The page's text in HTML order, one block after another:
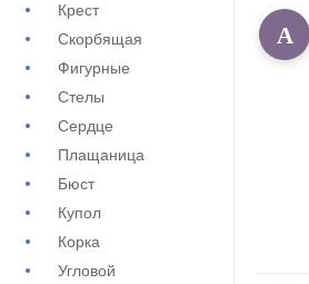
Крест
Скорбящая
Фигурные
Стелы
Сердце
Плащаница
Бюст
Купол
Корка
Угловой
А